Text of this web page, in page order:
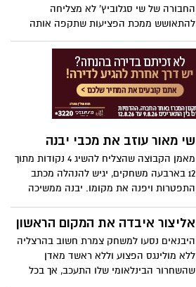
החבורה של שי סגלוביץ' לא מצליחה
להתאושש ממכת הפציעות שתקפה אותה
בשלב קריטי של העונה ומתחילה לאבד גובה.
ובכך רשמה את הפסדה השלישי ברצף והיא
מתחילה לאבד גובה
שי מאור עוזב את מכבי יבנה
מאמן הקבוצה שהצליח להשיג 4 נקודות מתוך
12 בארבעה משחקים, יגיש להנהלה מכתב
התפטרות ויפנה את מקומו. יבנה ממשיכה
שחור מתמיד
אליצור איבדה את המקום הראשון
היבנאים נסעו למשחק צמרת חשוב בהרצליה
ללא מולינגס הפצוע וללא ראשד מאדן
שהשחרור הבינלאומי שלו התעכב, אך בכל